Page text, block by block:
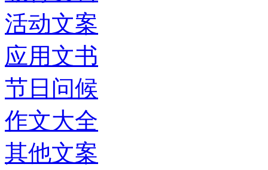
活动文案
应用文书
节日问候
作文大全
其他文案